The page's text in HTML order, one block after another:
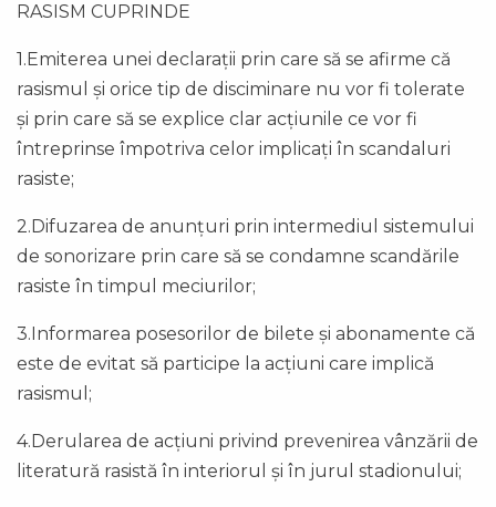
RASISM CUPRINDE
1.Emiterea unei declarații prin care să se afirme că
rasismul și orice tip de disciminare nu vor fi tolerate
și prin care să se explice clar acțiunile ce vor fi
întreprinse împotriva celor implicați în scandaluri
rasiste;
2.Difuzarea de anunțuri prin intermediul sistemului
de sonorizare prin care să se condamne scandările
rasiste în timpul meciurilor;
3.Informarea posesorilor de bilete și abonamente că
este de evitat să participe la acțiuni care implică
rasismul;
4.Derularea de acțiuni privind prevenirea vânzării de
literatură rasistă în interiorul și în jurul stadionului;